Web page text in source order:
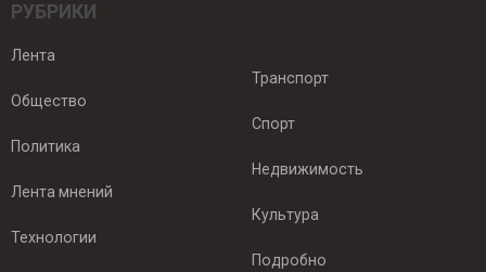
РУБРИКИ
Лента
Общество
Политика
Лента мнений
Технологии
Транспорт
Спорт
Недвижимость
Культура
Подробно